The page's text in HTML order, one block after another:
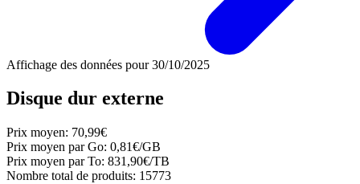
Affichage des données pour30/10/2025
Disque dur externe
Prix moyen: 70,99€
Prix moyen par Go: 0,81€/GB
Prix moyen par To: 831,90€/TB
Nombre total de produits: 15773